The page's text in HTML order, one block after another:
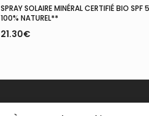
Ajouter Au Panier
SPRAY SOLAIRE MINÉRAL CERTIFIÉ BIO SPF
100% NATUREL**
21.30€